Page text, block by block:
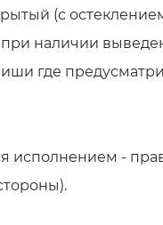
(с
наличии
где
исполнением -